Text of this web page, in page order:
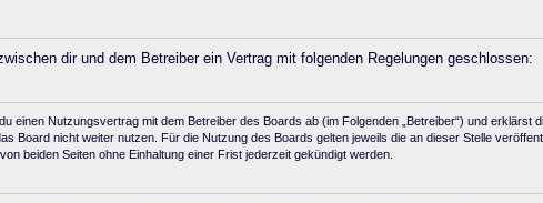
dir und dem Betreiber ein Vertrag mit folgenden Regelungen geschlossen:
einen Nutzungsvertrag mit dem Betreiber des Boards ab (im Folgenden „Betreiber“) und erklärst
Board nicht weiter nutzen. Für die Nutzung des Boards gelten jeweils die an dieser Stelle
beiden Seiten ohne Einhaltung einer Frist jederzeit gekündigt werden.